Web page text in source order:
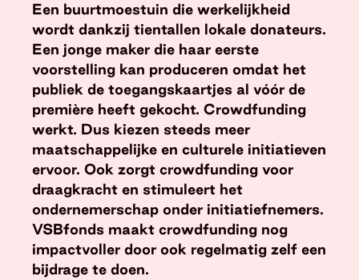
Een buurtmoestuin die werkelijkheid
wordt dankzij tientallen lokale donateurs.
Een jonge maker die haar eerste
voorstelling kan produceren omdat het
publiek de toegangskaartjes al vóór de
première heeft gekocht. Crowdfunding
werkt. Dus kiezen steeds meer
maatschappelijke en culturele initiatieven
ervoor. Ook zorgt crowdfunding voor
draagkracht en stimuleert het
ondernemerschap onder initiatiefnemers.
VSBfonds maakt crowdfunding nog
impactvoller door ook regelmatig zelf een
bijdrage te doen.